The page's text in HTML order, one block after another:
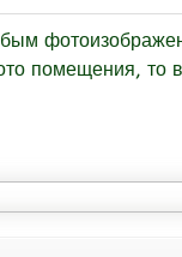
помещения, то